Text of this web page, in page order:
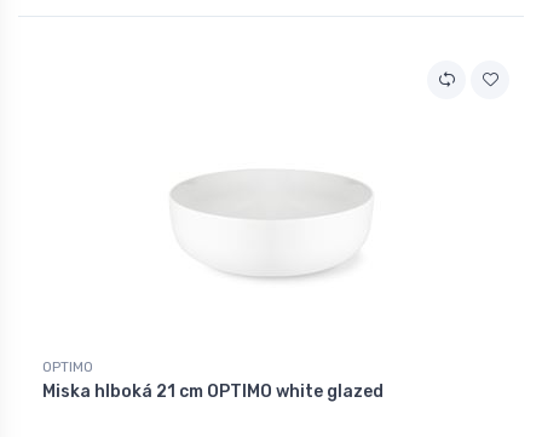
OPTIMO
Miska hlboká 21 cm OPTIMO white glazed